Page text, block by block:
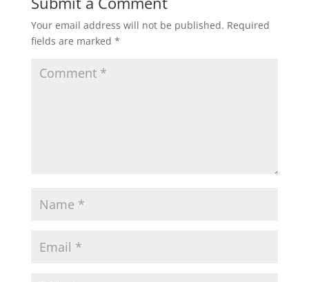
Your email address will not be published. Required
fields are marked *